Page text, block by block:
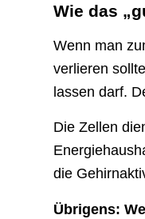
Wie das
Wenn man
verlieren
lassen darf.
Die Zellen
die
Übrigens: